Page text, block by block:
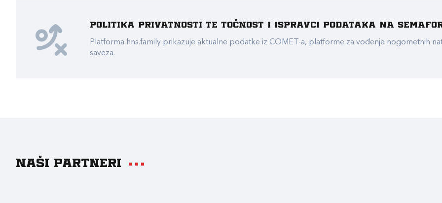
Politika privatnosti te točnost i ispravci podataka na
Platforma hns.family prikazuje aktualne podatke iz COMET-a, platforme za vođenje nogometnih
saveza.
Naši partneri